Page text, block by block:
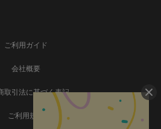
ご利用ガイド
会社概要
取引法に基づく表記
ご利用規約